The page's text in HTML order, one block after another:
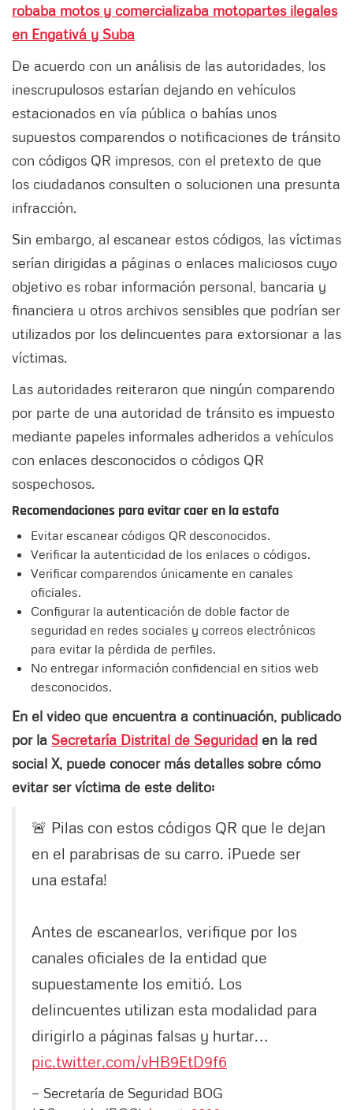
robaba motos y comercializaba motopartes ilegales
en Engativá y Suba
De acuerdo con un análisis de las autoridades, los
inescrupulosos estarían dejando en vehículos
estacionados en vía pública o bahías unos
supuestos comparendos o notificaciones de tránsito
con códigos QR impresos, con el pretexto de que
los ciudadanos consulten o solucionen una presunta
infracción.
Sin embargo, al escanear estos códigos, las víctimas
serían dirigidas a páginas o enlaces maliciosos cuyo
objetivo es robar información personal, bancaria y
financiera u otros archivos sensibles que podrían ser
utilizados por los delincuentes para extorsionar a las
víctimas.
Las autoridades reiteraron que ningún comparendo
por parte de una autoridad de tránsito es impuesto
mediante papeles informales adheridos a vehículos
con enlaces desconocidos o códigos QR
sospechosos.
Recomendaciones para evitar caer en la estafa
Evitar escanear códigos QR desconocidos.
Verificar la autenticidad de los enlaces o códigos.
Verificar comparendos únicamente en canales
oficiales.
Configurar la autenticación de doble factor de
seguridad en redes sociales y correos electrónicos
para evitar la pérdida de perfiles.
No entregar información confidencial en sitios web
desconocidos.
En el video que encuentra a continuación, publicado
por la Secretaría Distrital de Seguridad en la red
social X, puede conocer más detalles sobre cómo
evitar ser víctima de este delito:
🚨 Pilas con estos códigos QR que le dejan
en el parabrisas de su carro. ¡Puede ser
una estafa!
Antes de escanearlos, verifique por los
canales oficiales de la entidad que
supuestamente los emitió. Los
delincuentes utilizan esta modalidad para
dirigirlo a páginas falsas y hurtar…
pic.twitter.com/vHB9EtD9f6
— Secretaría de Seguridad BOG